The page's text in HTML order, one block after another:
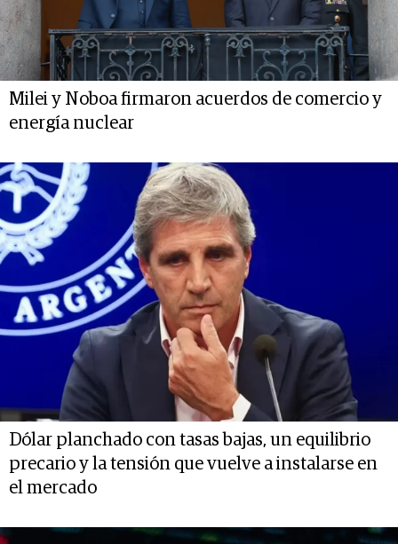
Milei y Noboa firmaron acuerdos de comercio y
energía nuclear
Dólar planchado con tasas bajas, un equilibrio
precario y la tensión que vuelve a instalarse en
el mercado